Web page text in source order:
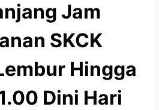
Jam
SKCK
Hingga
Dini Hari